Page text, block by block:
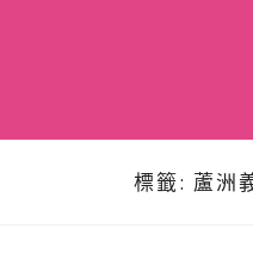
標籤: 蘆洲